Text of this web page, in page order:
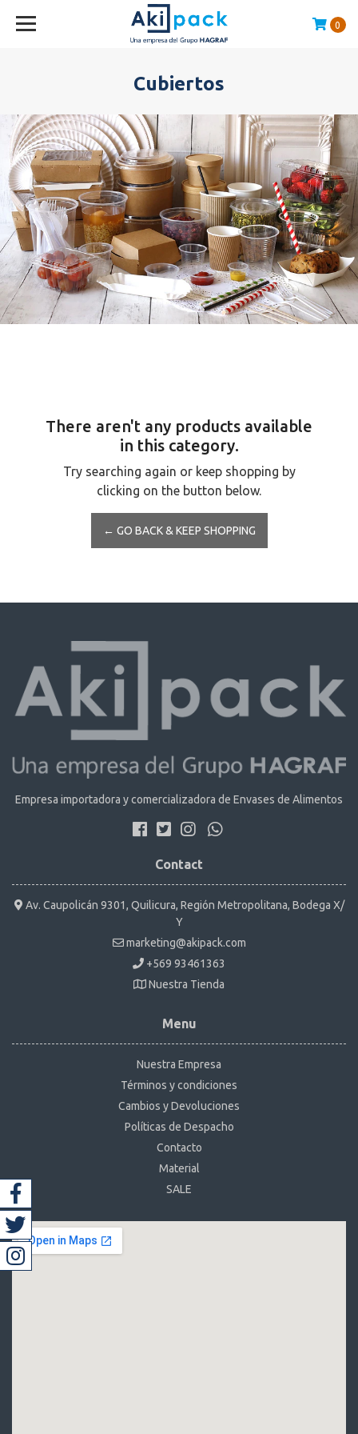
0
Cubiertos
There aren't any products available
in this category.
Try searching again or keep shopping by
clicking on the button below.
← GO BACK & KEEP SHOPPING
Empresa importadora y comercializadora de Envases de Alimentos
Contact
Av. Caupolicán 9301, Quilicura, Región Metropolitana, Bodega X/
Y
marketing@akipack.com
+569 93461363
Nuestra Tienda
Menu
Nuestra Empresa
Términos y condiciones
Cambios y Devoluciones
Políticas de Despacho
Contacto
Material
SALE